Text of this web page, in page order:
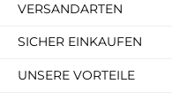
VERSANDARTEN
SICHER EINKAUFEN
UNSERE VORTEILE